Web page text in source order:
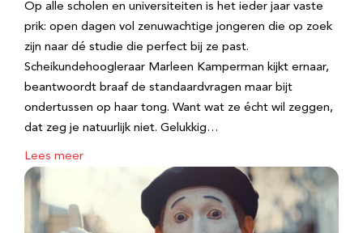
Op alle scholen en universiteiten is het ieder jaar vaste
prik: open dagen vol zenuwachtige jongeren die op zoek
zijn naar dé studie die perfect bij ze past.
Scheikundehoogleraar Marleen Kamperman kijkt ernaar,
beantwoordt braaf de standaardvragen maar bijt
ondertussen op haar tong. Want wat ze écht wil zeggen,
dat zeg je natuurlijk niet. Gelukkig…
Lees meer